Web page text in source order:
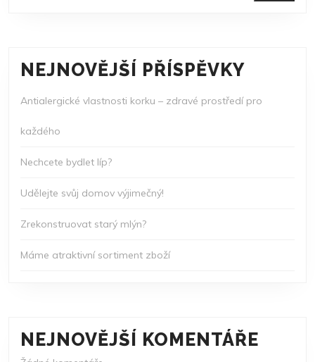
NEJNOVĚJŠÍ PŘÍSPĚVKY
Antialergické vlastnosti korku – zdravé prostředí pro
každého
Nechcete bydlet líp?
Udělejte svůj domov výjimečný!
Zrekonstruovat starý mlýn?
Máme atraktivní sortiment zboží
NEJNOVĚJŠÍ KOMENTÁŘE